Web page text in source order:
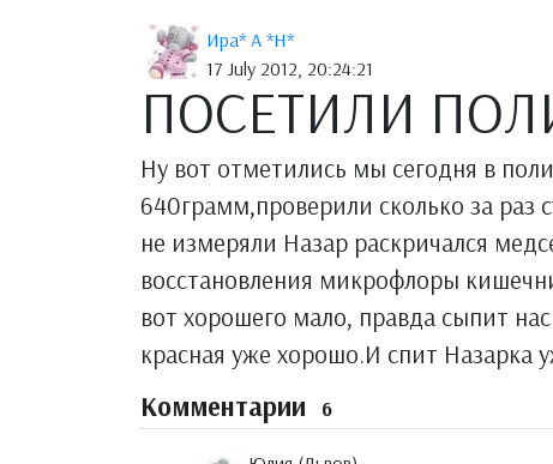
Ира* А *Н*
17 July 2012, 20:24:21
ПОСЕТИЛИ
Ну вот отметились мы сегодня в
640грамм,проверили сколько за раз
не измеряли Назар раскричался
восстановления микрофлоры
вот хорошего мало, правда сыпит
красная уже хорошо.И спит
Комментарии 6